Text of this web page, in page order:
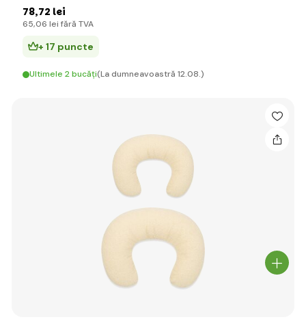
78,72 lei
65,06 lei fără TVA
+ 17 puncte
Ultimele 2 bucăți(La dumneavoastră 12.08.)